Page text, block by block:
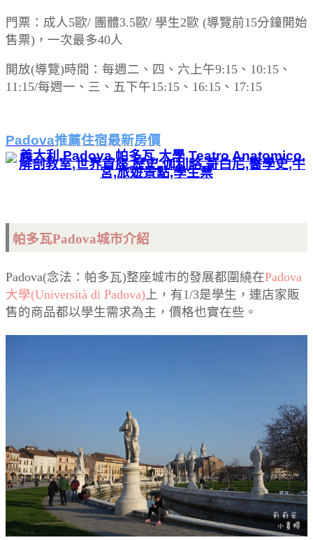
門票：成人5歐/ 團體3.5歐/ 學生2歐 (導覽前15分鐘開始
售票)，一次最多40人
開放(導覽)時間：每週二、四、六上午9:15、10:15、
11:15/每週一、三、五下午15:15、16:15、17:15
Padova推薦住宿最新房價
帕多瓦Padova城市介紹
Padova(念法：帕多瓦)整座城市的發展都圍繞在Padova
大學(Università di Padova) 上，有1/3是學生，連店家販
售的商品都以學生需求為主，價格也實在些。